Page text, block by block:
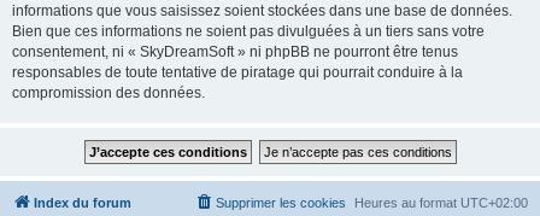
informations que vous saisissez soient stockées dans une base de données.
Bien que ces informations ne soient pas divulguées à un tiers sans votre
consentement, ni « SkyDreamSoft » ni phpBB ne pourront être tenus
responsables de toute tentative de piratage qui pourrait conduire à la
compromission des données.
Index du forum Heures au format UTC+02:00
Supprimer les cookies